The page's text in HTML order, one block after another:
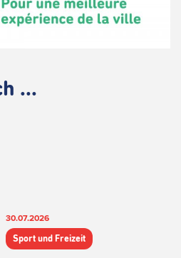
...
30.07.2026
Sport und Freizeit